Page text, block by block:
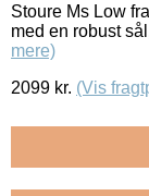
Stoure Ms Low
med en robust
mere)
2099 kr. (Vis